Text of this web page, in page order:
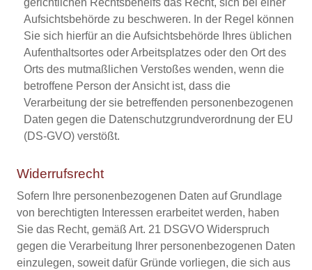
gerichtlichen Rechtsbehelfs das Recht, sich bei einer
Aufsichtsbehörde zu beschweren. In der Regel können
Sie sich hierfür an die Aufsichtsbehörde Ihres üblichen
Aufenthaltsortes oder Arbeitsplatzes oder den Ort des
Orts des mutmaßlichen Verstoßes wenden, wenn die
betroffene Person der Ansicht ist, dass die
Verarbeitung der sie betreffenden personenbezogenen
Daten gegen die Datenschutzgrundverordnung der EU
(DS-GVO) verstößt.
Widerrufsrecht
Sofern Ihre personenbezogenen Daten auf Grundlage
von berechtigten Interessen erarbeitet werden, haben
Sie das Recht, gemäß Art. 21 DSGVO Widerspruch
gegen die Verarbeitung Ihrer personenbezogenen Daten
einzulegen, soweit dafür Gründe vorliegen, die sich aus